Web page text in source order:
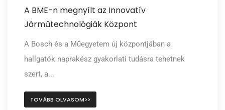
A BME-n megnyílt az Innovatív
Járműtechnológiák Központ
A Bosch és a Műegyetem új központjában a
hallgatók naprakész gyakorlati tudásra tehetnek
szert, a...
TOVÁBB OLVASOM>>